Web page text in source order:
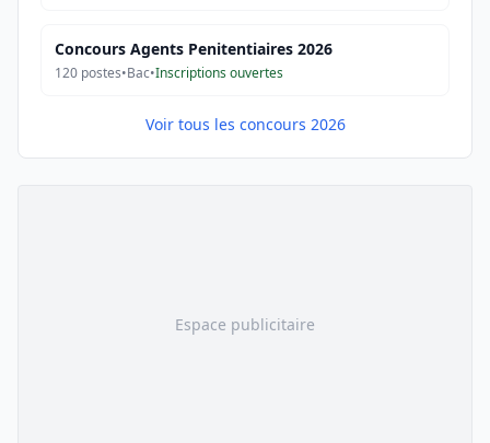
Concours Agents Penitentiaires 2026
120 postes•Bac•Inscriptions ouvertes
Voir tous les concours 2026
Espace publicitaire